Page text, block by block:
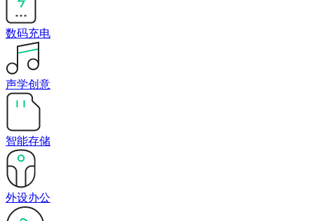
数码充电
声学创意
智能存储
外设办公